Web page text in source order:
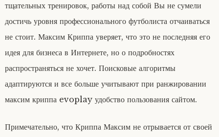
тщательных тренировок, работы над собой Вы не сумели
достичь уровня профессионального футболиста отчаиваться
не стоит. Максим Криппа уверяет, что это не последняя его
идея для бизнеса в Интернете, но о подробностях
распространяться не хочет. Поисковые алгоритмы
адаптируются и все больше учитывают при ранжировании
максим криппа evoplay удобство пользования сайтом.
Примечательно, что Криппа Максим не отрывается от своей